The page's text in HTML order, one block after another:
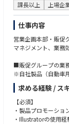
※大分への出張が時
課長以上 上場企
仕事内容
営業企画本部・販促
マネジメント、業務
■販促グループの業
※自社製品（自動車
ションデザイン業務
・商品企画～各顧客
・新製品のプレゼ
向け販う促物）
・社内外への商品案
求める経験 / ス
【必須】
・製品プロモーショ
・Illustratorの使用経